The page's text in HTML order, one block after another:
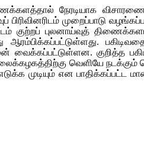
நேரடியாக
முறைப்பாடு
புலனாய்வுத்
வைக்கப்பட்டுள்ளன. குறித்த
வெளியே
முடியும் என பாதிக்கப்பட்ட